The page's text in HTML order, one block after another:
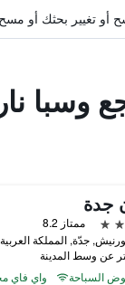
أو تغيير بحثك أو
وسبا
جدة
ممتاز 8.2
جدّة, المملكة
السباحة
واي فاي